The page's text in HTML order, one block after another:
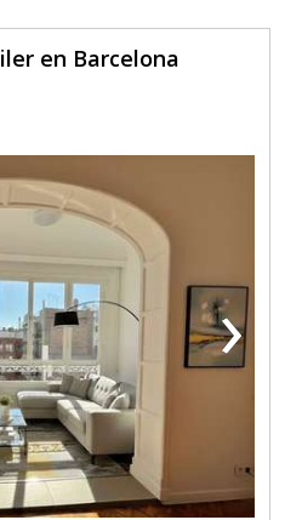
en Barcelona
›